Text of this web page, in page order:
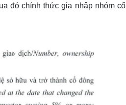
đó chính thức gia nhập nhóm cổ